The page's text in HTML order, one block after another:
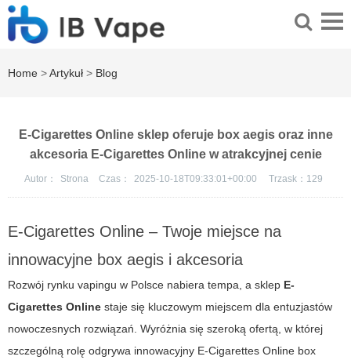
Home >Artykuł > Blog
E-Cigarettes Online sklep oferuje box aegis oraz inne
akcesoria E-Cigarettes Online w atrakcyjnej cenie
Autor： Strona Czas： 2025-10-18T09:33:01+00:00 Trzask： 129
E-Cigarettes Online – Twoje miejsce na
innowacyjne box aegis i akcesoria
Rozwój rynku vapingu w Polsce nabiera tempa, a sklep E-
Cigarettes Online staje się kluczowym miejscem dla entuzjastów
nowoczesnych rozwiązań. Wyróżnia się szeroką ofertą, w której
szczególną rolę odgrywa innowacyjny E-Cigarettes Online box